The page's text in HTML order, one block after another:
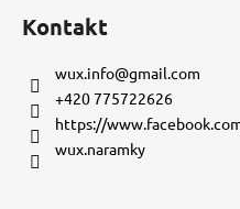
Kontakt
wux.info@gmail.com
+420 775722626
https://
wux.naramky